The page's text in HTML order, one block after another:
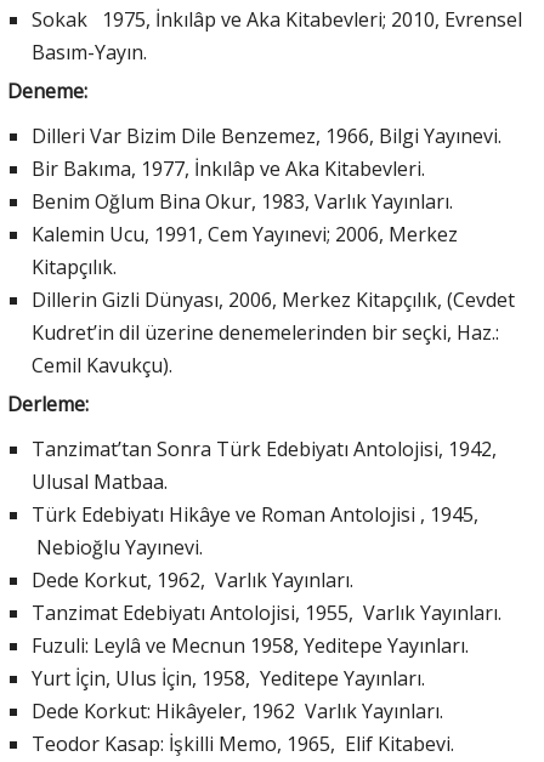
Sokak 1975, İnkılâp ve Aka Kitabevleri; 2010, Evrensel
Basım-Yayın.
Deneme:
Dilleri Var Bizim Dile Benzemez, 1966, Bilgi Yayınevi.
Bir Bakıma, 1977, İnkılâp ve Aka Kitabevleri.
Benim Oğlum Bina Okur, 1983, Varlık Yayınları.
Kalemin Ucu, 1991, Cem Yayınevi; 2006, Merkez
Kitapçılık.
Dillerin Gizli Dünyası, 2006, Merkez Kitapçılık, (Cevdet
Kudret’in dil üzerine denemelerinden bir seçki, Haz.:
Cemil Kavukçu).
Derleme:
Tanzimat’tan Sonra Türk Edebiyatı Antolojisi, 1942,
Ulusal Matbaa.
Türk Edebiyatı Hikâye ve Roman Antolojisi , 1945,
Nebioğlu Yayınevi.
Dede Korkut, 1962, Varlık Yayınları.
Tanzimat Edebiyatı Antolojisi, 1955, Varlık Yayınları.
Fuzuli: Leylâ ve Mecnun 1958, Yeditepe Yayınları.
Yurt İçin, Ulus İçin, 1958, Yeditepe Yayınları.
Dede Korkut: Hikâyeler, 1962 Varlık Yayınları.
Teodor Kasap: İşkilli Memo, 1965, Elif Kitabevi.